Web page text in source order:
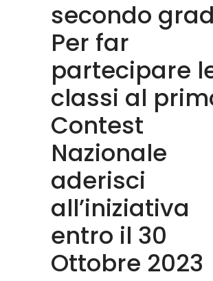
secondo
Per far
partecipare
classi al
Contest
Nazionale
aderisci
all’iniziativa
entro il 30
Ottobre 2023